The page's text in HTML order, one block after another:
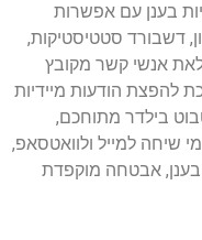
בענן עם אפשרות
דשבורד סטטיסטיקות,
אנשי קשר מקובץ
להפצת הודעות מיידיות
בילדר מתוחכם,
שיחה למייל ולוואטסאפ,
בענן, אבטחה מוקפדת